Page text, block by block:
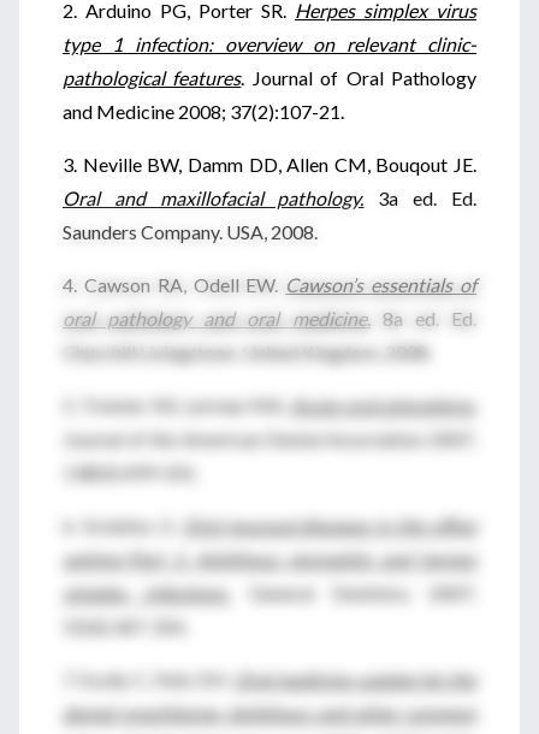
2. Arduino PG, Porter SR. Herpes simplex virus
type 1 infection: overview on relevant clinic-
pathological features. Journal of Oral Pathology
and Medicine 2008; 37(2):107-21.
3. Neville BW, Damm DD, Allen CM, Bouqout JE.
Oral and maxillofacial pathology. 3a ed. Ed.
Saunders Company. USA, 2008.
4. Cawson RA, Odell EW. Cawson’s essentials of
oral pathology and oral medicine.8a ed. Ed.
Churchill Livingstone. United Kingdom, 2008.
5. Treister NS, Lerman MA. Acute oral ulcerations.
Journal of the American Dental Association 2007;
138(4):499-501.
6. Sciubba JJ.
Oral mucosal diseases in the office
setting-Part 1: Aphthous stomatitis and herpes
simplex infections.
General Dentistry 2007;
55(4):347-354.
7. Scully C, Felix DH.
Oral medicine-update for the
dental practitioner. Aphthous and other common